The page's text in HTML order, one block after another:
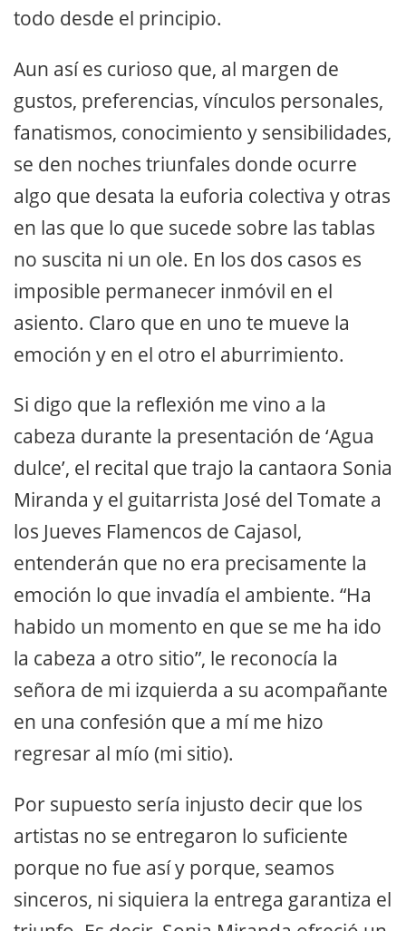
todo desde el principio.
Aun así es curioso que, al margen de
gustos, preferencias, vínculos personales,
fanatismos, conocimiento y sensibilidades,
se den noches triunfales donde ocurre
algo que desata la euforia colectiva y otras
en las que lo que sucede sobre las tablas
no suscita ni un ole. En los dos casos es
imposible permanecer inmóvil en el
asiento. Claro que en uno te mueve la
emoción y en el otro el aburrimiento.
Si digo que la reflexión me vino a la
cabeza durante la presentación de ‘Agua
dulce’, el recital que trajo la cantaora Sonia
Miranda y el guitarrista José del Tomate a
los Jueves Flamencos de Cajasol,
entenderán que no era precisamente la
emoción lo que invadía el ambiente. “Ha
habido un momento en que se me ha ido
la cabeza a otro sitio”, le reconocía la
señora de mi izquierda a su acompañante
en una confesión que a mí me hizo
regresar al mío (mi sitio).
Por supuesto sería injusto decir que los
artistas no se entregaron lo suficiente
porque no fue así y porque, seamos
sinceros, ni siquiera la entrega garantiza el